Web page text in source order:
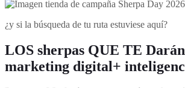
¿y si la búsqueda de tu ruta estuviese aquí?
LOS sherpas QUE TE
marketing digital+